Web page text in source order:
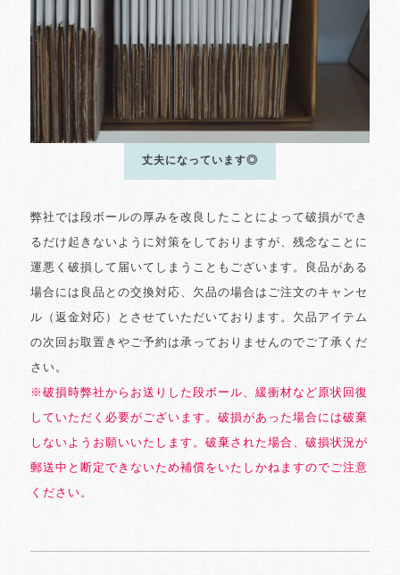
丈夫になっています◎
弊社では段ボールの厚みを改良したことによって破損ができ
るだけ起きないように対策をしておりますが、残念なことに
運悪く破損して届いてしまうこともございます。良品がある
場合には良品との交換対応、欠品の場合はご注文のキャンセ
ル（返金対応）とさせていただいております。欠品アイテム
の次回お取置きやご予約は承っておりませんのでご了承くだ
さい。
※破損時弊社からお送りした段ボール、緩衝材など原状回復
していただく必要がございます。破損があった場合には破棄
しないようお願いいたします。破棄された場合、破損状況が
郵送中と断定できないため補償をいたしかねますのでご注意
ください。